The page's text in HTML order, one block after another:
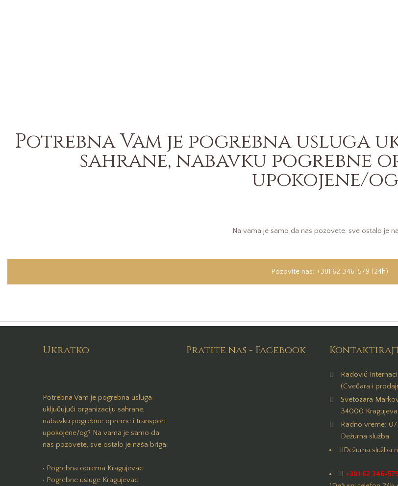
Potrebna Vam je pogrebna usluga
sahrane, nabavku pogrebne
upokojene/
Na vama je samo da nas pozovete, sve ostalo je
Pozovite nas: +381 62 346-579 (24h)
Ukratko
Potrebna Vam je pogrebna usluga
uključujući organizaciju sahrane,
nabavku pogrebne opreme i transport
upokojene/og? Na vama je samo da
nas pozovete, sve ostalo je naša briga.
• Pogrebna oprema Kragujevac
• Pogrebne usluge Kragujevac
Pratite nas - Facebook
Radović
(Cvećara i
Svetozara
34000
Radno vreme:
Dežurna služba
Dežurna služba
+381 62 346-